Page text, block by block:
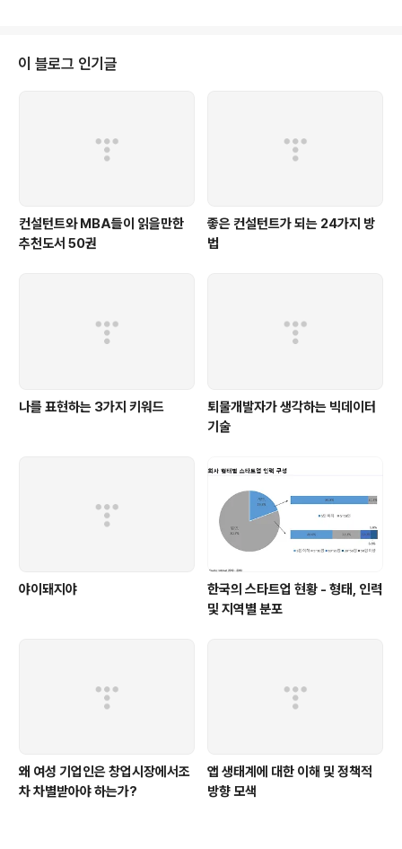
기 5. 펀드투자 등 이었는데, 그 중에 제대로 지킨 것은 2번
하고 4번 정도 되는 것 같습니다(덕분에 올해 같은 활황 장
이 블로그 인기글
컨설턴트와 MBA들이 읽을만한
추천도서 50권
좋은 컨설턴트가 되는 24가지 방
법
나를 표현하는 3가지 키워드
퇴물개발자가 생각하는 빅데이터
기술
야이돼지야
한국의 스타트업 현황 - 형태, 인력
및 지역별 분포
왜 여성 기업인은 창업시장에서조
차 차별받아야 하는가?
앱 생태계에 대한 이해 및 정책적
방향 모색